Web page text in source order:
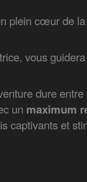
plein cœur de
vous
dure entre
un maximum
captivants et